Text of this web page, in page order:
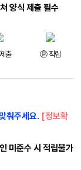
양식 제출 필수
출 ⓟ 적립
춰주세요. [정보확
미준수 시 적립불가